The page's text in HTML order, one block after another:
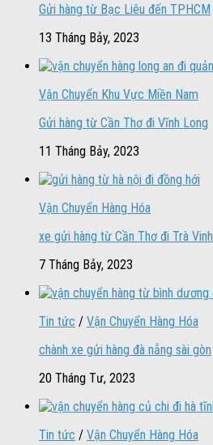
Gửi hàng từ Bạc Liêu đến TPHCM
13 Tháng Bảy, 2023
Vận Chuyển Khu Vực Miền Nam
Gửi hàng từ Cần Thơ đi Vĩnh Long
11 Tháng Bảy, 2023
Vận Chuyển Hàng Hóa
xe gửi hàng từ Cần Thơ đi Trà Vinh
7 Tháng Bảy, 2023
Tin tức / Vận Chuyển Hàng Hóa
chành xe gửi hàng đà nẵng sài gòn
20 Tháng Tư, 2023
Tin tức / Vận Chuyển Hàng Hóa